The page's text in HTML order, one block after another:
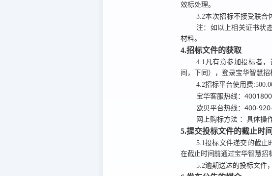
效标处理。
3.2本次招标不接受联合
注： 如以上相关证书状
材料。
4.招标文件的获取
4.1 凡有意参加投标者，
间，下同），登录宝华智慧招
4.2招标平台使用费
宝华客服热线：
欧贝平台热线： 400-
网上购标方法 ：具体操
5.提交投标文件的截止时
5.1投标文件递交的截止
在截止时间前通过宝华智慧招
5.2逾期送达的投标文件